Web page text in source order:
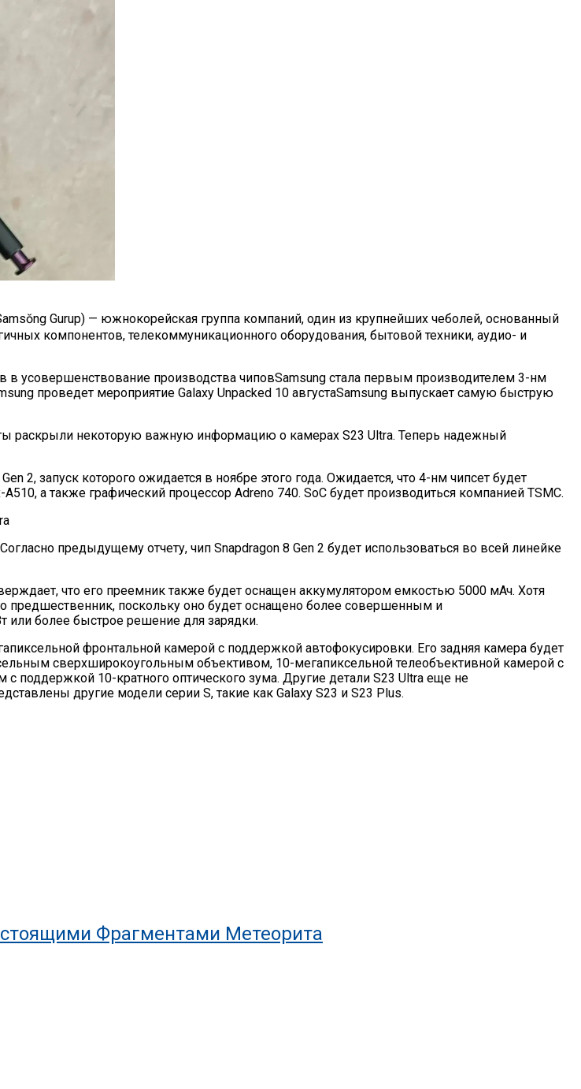
Gurup) — южнокорейская группа компаний, один из крупнейших чеболей, основанный
компонентов, телекоммуникационного оборудования, бытовой техники, аудио- и
в усовершенствование производства чиповSamsung стала первым производителем 3-нм
проведет мероприятие Galaxy Unpacked 10 августаSamsung выпускает самую быструю
раскрыли некоторую важную информацию о камерах S23 Ultra. Теперь надежный
2, запуск которого ожидается в ноябре этого года. Ожидается, что 4-нм чипсет будет
а также графический процессор Adreno 740. SoC будет производиться компанией TSMC.
предыдущему отчету, чип Snapdragon 8 Gen 2 будет использоваться во всей линейке
что его преемник также будет оснащен аккумулятором емкостью 5000 мАч. Хотя
предшественник, поскольку оно будет оснащено более совершенным и
или более быстрое решение для зарядки.
фронтальной камерой с поддержкой автофокусировки. Его задняя камера будет
сверхширокоугольным объективом, 10-мегапиксельной телеобъективной камерой с
10-кратного оптического зума. Другие детали S23 Ultra еще не
другие модели серии S, такие как Galaxy S23 и S23 Plus.
Фрагментами Метеорита